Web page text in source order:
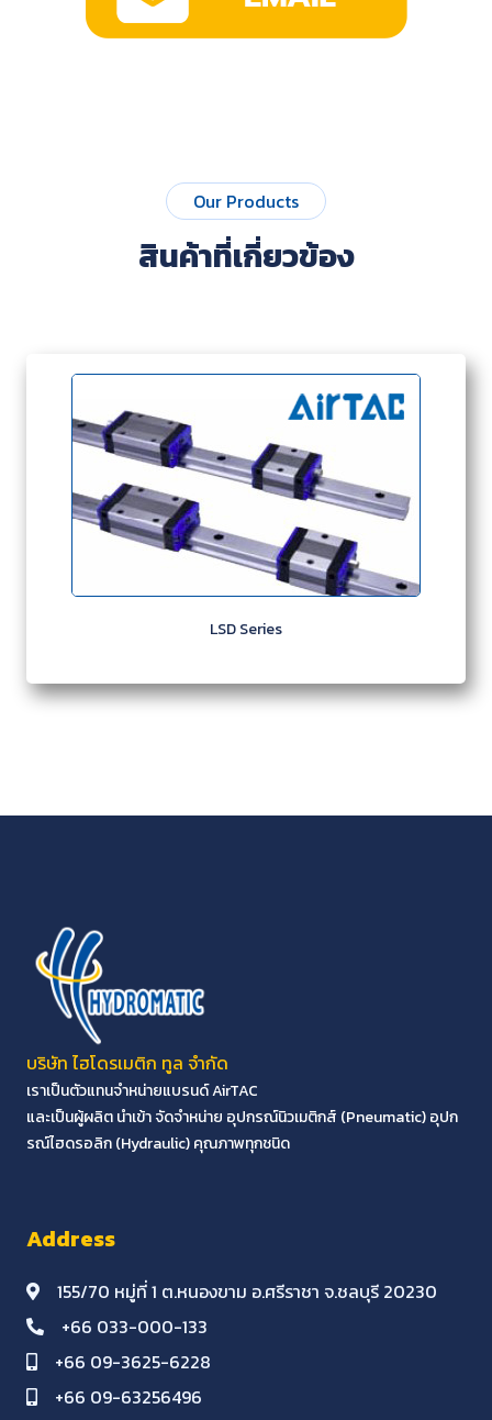
Our Products
สินค้าที่เกี่ยวข้อง
LSD Series
บริษัท ไฮโดรเมติก ทูล จำกัด
เราเป็นตัวแทนจำหน่ายแบรนด์ AirTAC
และเป็นผู้ผลิต นำเข้า จัดจำหน่าย อุปกรณ์นิวเมติกส์ (Pneumatic) อุปก
รณ์ไฮดรอลิก (Hydraulic) คุณภาพทุกชนิด
Address
155/70 หมู่ที่ 1 ต.หนองขาม อ.ศรีราชา จ.ชลบุรี 20230
+66 033-000-133
+66 09-3625-6228
+66 09-63256496